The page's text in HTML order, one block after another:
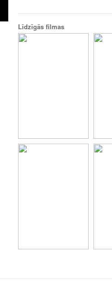
Līdzīgās filmas